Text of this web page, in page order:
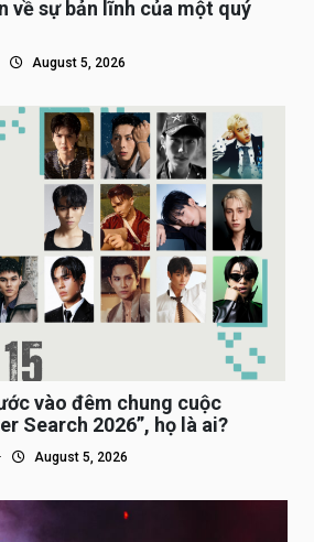
về sự bản lĩnh của một quý
August 5, 2026
vào đêm chung cuộc
Search 2026”, họ là ai?
August 5, 2026